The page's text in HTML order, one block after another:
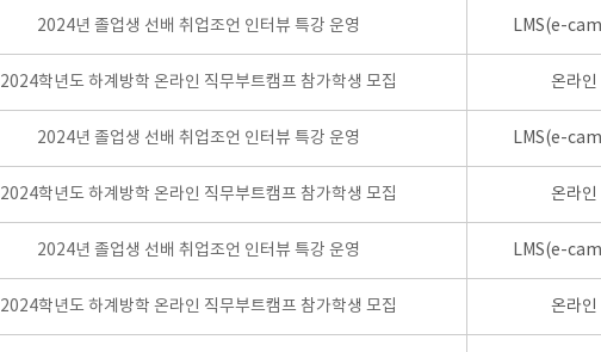
2024년 졸업생 선배 취업조언 인터뷰 특강 운영 LMS(e-
2024학년도 하계방학 온라인 직무부트캠프 참가학생 모집 온라인
2024년 졸업생 선배 취업조언 인터뷰 특강 운영 LMS(e-
2024학년도 하계방학 온라인 직무부트캠프 참가학생 모집 온라인
2024년 졸업생 선배 취업조언 인터뷰 특강 운영 LMS(e-
2024학년도 하계방학 온라인 직무부트캠프 참가학생 모집 온라인